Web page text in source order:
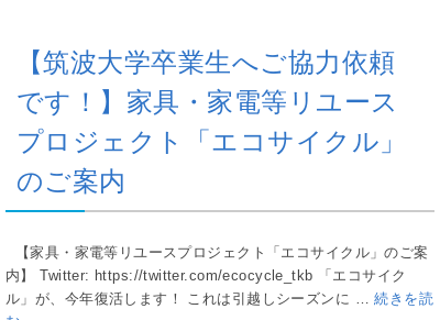
【筑波大学卒業生へご協力依頼
です！】家具・家電等リユース
プロジェクト「エコサイクル」
のご案内
【家具・家電等リユースプロジェクト「エコサイクル」のご案
内】 Twitter: https://twitter.com/ecocycle_tkb 「エコサイク
ル」が、今年復活します！ これは引越しシーズンに …続きを読